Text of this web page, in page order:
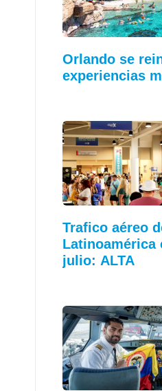
Orlando se
experiencias
Trafico aéreo
Latinoamérica
julio: ALTA